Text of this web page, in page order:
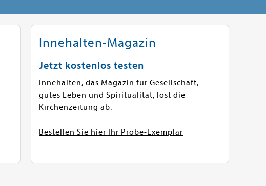
Innehalten-Magazin
Jetzt kostenlos testen
Innehalten, das Magazin für Gesellschaft,
gutes Leben und Spiritualität, löst die
Kirchenzeitung ab.
Bestellen Sie hier Ihr Probe-Exemplar